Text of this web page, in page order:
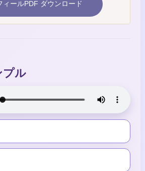
ィールPDF ダウンロード
プル